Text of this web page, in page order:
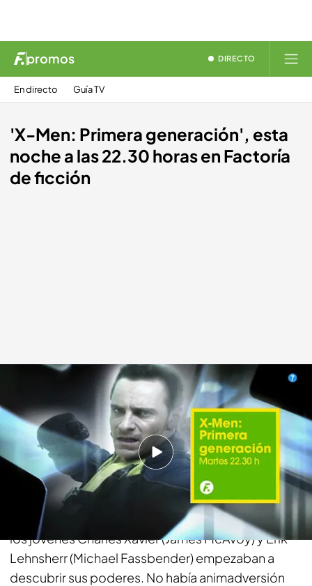
promos DIRECTO
En directo Guía TV
'X-Men: Primera generación', esta
noche a las 22.30 horas en Factoría
de ficción
18 OCT 2016 - 18:44h.
Compartir
Antes de que los mutantes se dieran a conocer y
adoptaran los nombres de Profesor X y Magneto,
los jóvenes Charles Xavier (James McAvoy) y Erik
Lehnsherr (Michael Fassbender) empezaban a
descubrir sus poderes. No había animadversión